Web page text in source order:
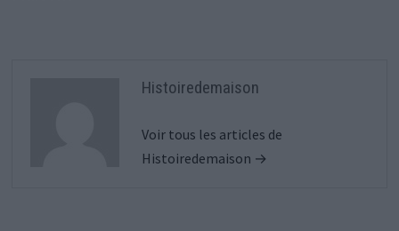
Histoiredemaison
Voir tous les articles de
Histoiredemaison →